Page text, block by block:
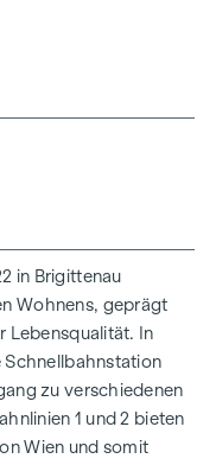
Ästhetik und
intelligenten
bis
während die
sorgt.
und
selbst an
in Brigittenau
Wohnens, geprägt
Lebensqualität. In
zu verschiedenen
1 und 2 bieten
Wien und somit